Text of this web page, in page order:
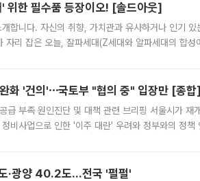
위한 필수품 등장이오! [솔드아웃]
합니다. 자신의 취향, 가치관과 유사하거나 인기
리 잡은 오늘, 잘파세대(Z세대와 알파세대의 합성
화 '건의'⋯국토부 "협의 중" 입장만 [종합]
급 부족 원인진단 및 대책 관련 브리핑 서울시가 재
비사업으로 인한 '이주 대란' 우려와 정부와의 정책
·광양 40.2도…전국 '펄펄'